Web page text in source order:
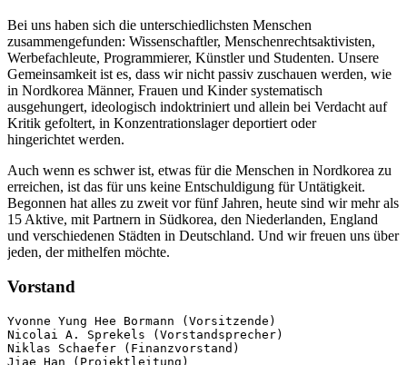
Bei uns haben sich die unterschiedlichsten Menschen
zusammengefunden: Wissenschaftler, Menschenrechtsaktivisten,
Werbefachleute, Programmierer, Künstler und Studenten. Unsere
Gemeinsamkeit ist es, dass wir nicht passiv zuschauen werden, wie
in Nordkorea Männer, Frauen und Kinder systematisch
ausgehungert, ideologisch indoktriniert und allein bei Verdacht auf
Kritik gefoltert, in Konzentrationslager deportiert oder
hingerichtet werden.
Auch wenn es schwer ist, etwas für die Menschen in Nordkorea zu
erreichen, ist das für uns keine Entschuldigung für Untätigkeit.
Begonnen hat alles zu zweit vor fünf Jahren, heute sind wir mehr als
15 Aktive, mit Partnern in Südkorea, den Niederlanden, England
und verschiedenen Städten in Deutschland. Und wir freuen uns über
jeden, der mithelfen möchte.
Vorstand
Yvonne Yung Hee Bormann (Vorsitzende)
Nicolai A. Sprekels (Vorstandsprecher)
Niklas Schaefer (Finanzvorstand)
Jiae Han (Projektleitung)